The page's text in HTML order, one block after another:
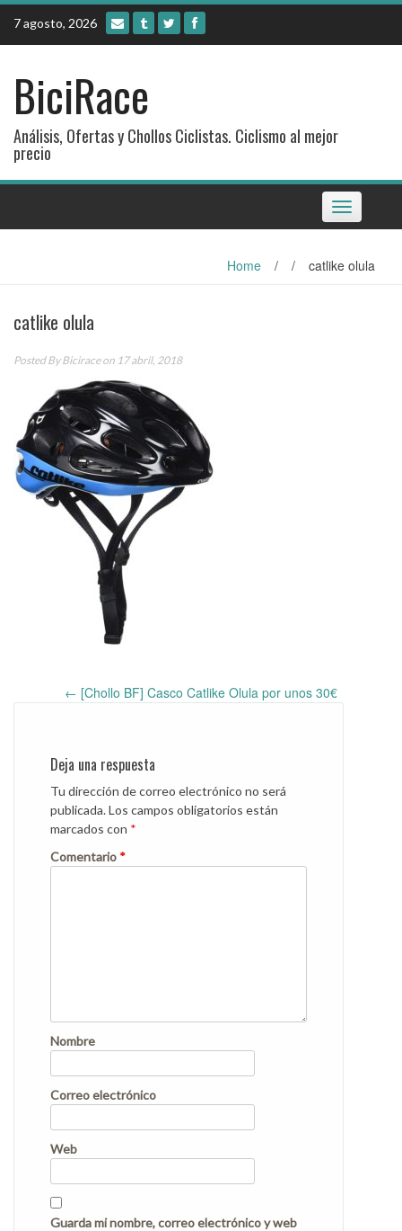
Skip
content
7 agosto, 2026
BiciRace
Análisis, Ofertas y Chollos Ciclistas. Ciclismo al mejor
precio
Toggle
navigation
Home / / catlike olula
catlike olula
Posted ByBiciraceon 17 abril, 2018
Post
← [Chollo BF] Casco Catlike Olula por unos 30€
Deja una respuesta
Tu dirección de correo electrónico no será
publicada.Los campos obligatorios están
marcados con *
Comentario *
Nombre
Correo electrónico
Web
Guarda mi nombre, correo electrónico y web